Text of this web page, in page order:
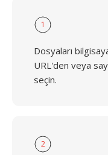
1
Dosyaları
URL'den veya
seçin.
2